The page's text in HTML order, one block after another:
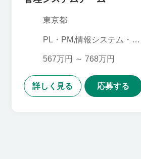
東京都
PL・PM,情報システム・社
567万円 ～ 768万円
詳しく見る 応募する